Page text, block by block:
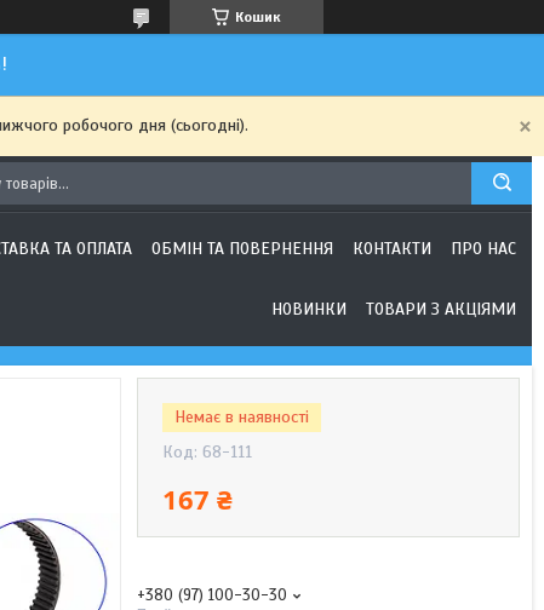
Кошик
робочого дня (сьогодні).
ТА ОПЛАТА ОБМІН ТА ПОВЕРНЕННЯ КОНТАКТИ ПРО НАС
НОВИНКИ ТОВАРИ З АКЦІЯМИ
Немає в наявності
Код: 68-111
167 ₴
+380 (97) 100-30-30